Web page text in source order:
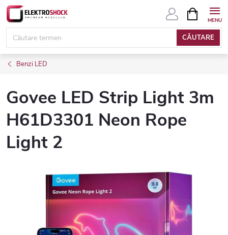
Treci
conținut
CĂUTARE
COŞ
DE
Benzi LED
Govee LED Strip Light 3m
H61D3301 Neon Rope
Light 2